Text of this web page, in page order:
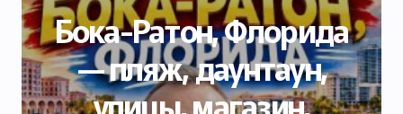
Бока-Ратон, Флорида
— пляж, даунтаун,
улицы, магазин,